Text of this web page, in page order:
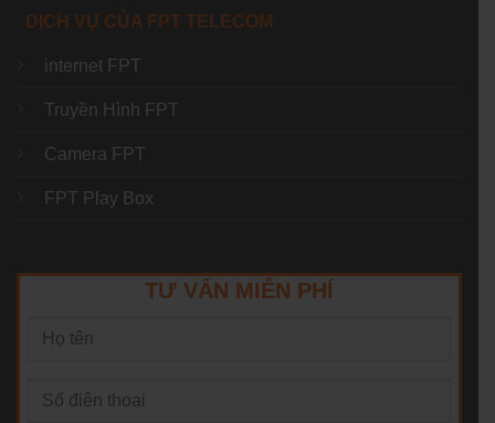
DỊCH VỤ CỦA FPT TELECOM
internet FPT
Truyền Hình FPT
Camera FPT
FPT Play Box
TƯ VẤN MIỄN PHÍ